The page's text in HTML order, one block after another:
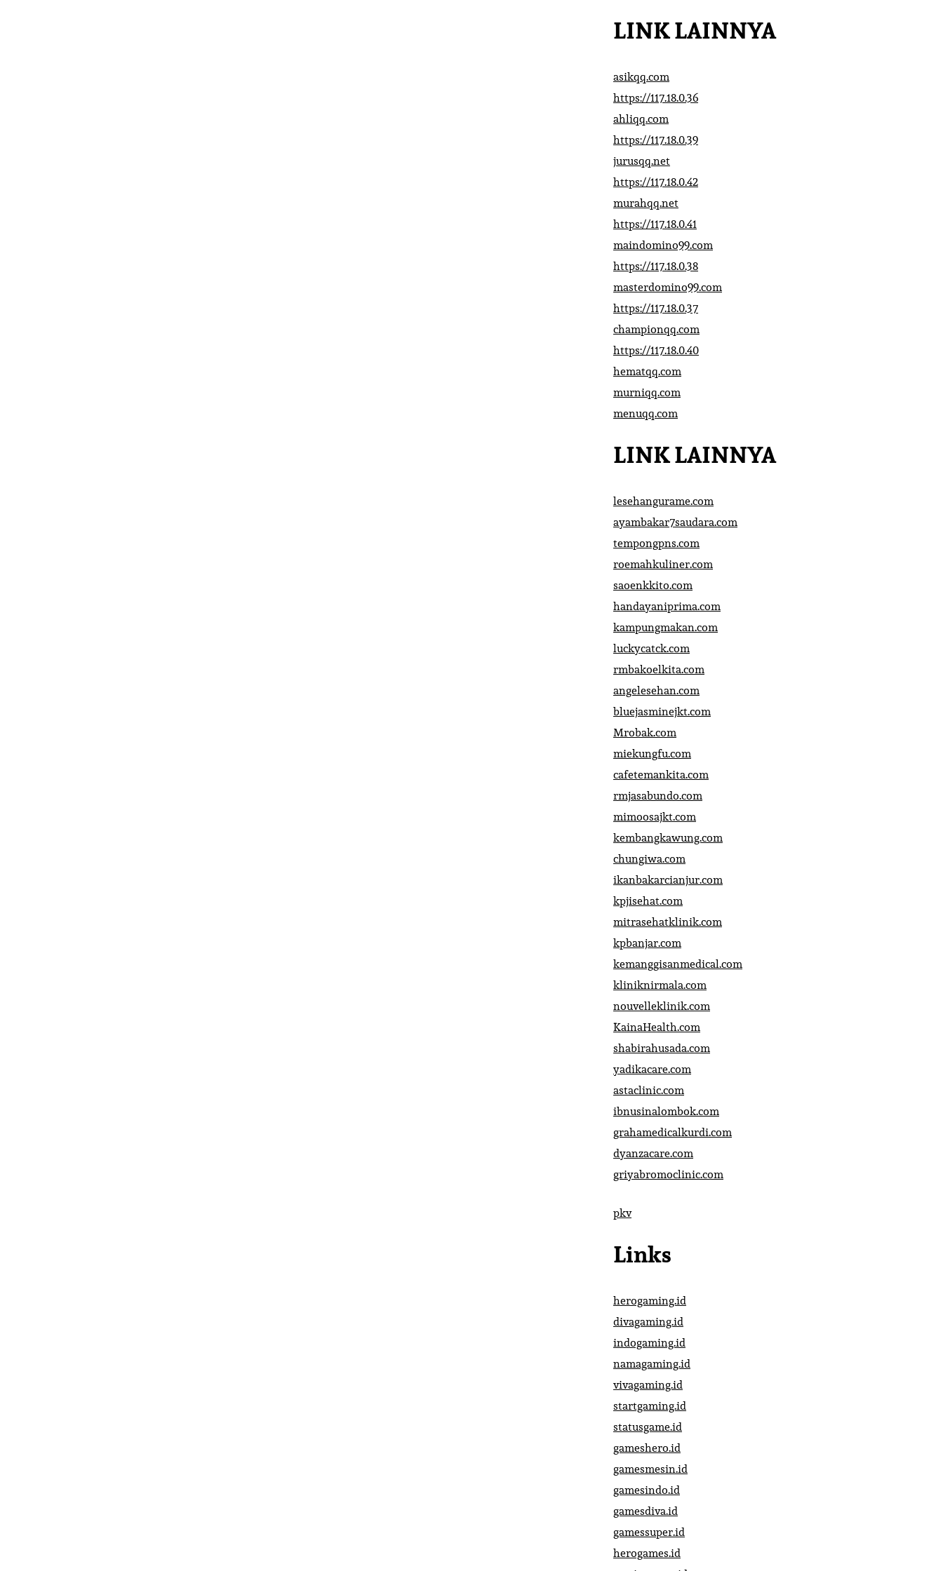
LINK LAINNYA
asikqq.com
https://117.18.0.36
ahliqq.com
https://117.18.0.39
jurusqq.net
https://117.18.0.42
murahqq.net
https://117.18.0.41
maindomino99.com
https://117.18.0.38
masterdomino99.com
https://117.18.0.37
championqq.com
https://117.18.0.40
hematqq.com
murniqq.com
menuqq.com
LINK LAINNYA
lesehangurame.com
ayambakar7saudara.com
tempongpns.com
roemahkuliner.com
saoenkkito.com
handayaniprima.com
kampungmakan.com
luckycatck.com
rmbakoelkita.com
angelesehan.com
bluejasminejkt.com
Mrobak.com
miekungfu.com
cafetemankita.com
rmjasabundo.com
mimoosajkt.com
kembangkawung.com
chungiwa.com
ikanbakarcianjur.com
kpjisehat.com
mitrasehatklinik.com
kpbanjar.com
kemanggisanmedical.com
kliniknirmala.com
nouvelleklinik.com
KainaHealth.com
shabirahusada.com
yadikacare.com
astaclinic.com
ibnusinalombok.com
grahamedicalkurdi.com
dyanzacare.com
griyabromoclinic.com
pkv
Links
herogaming.id
divagaming.id
indogaming.id
namagaming.id
vivagaming.id
startgaming.id
statusgame.id
gameshero.id
gamesmesin.id
gamesindo.id
gamesdiva.id
gamessuper.id
herogames.id